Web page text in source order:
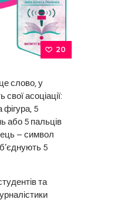
20
слово, у
асоціації:
5
або 5 пальців
– символ
5
та